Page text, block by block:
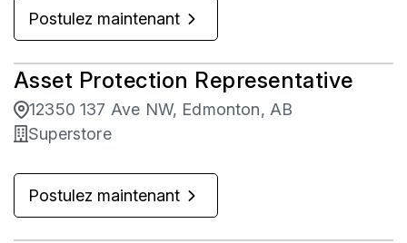
Postulez maintenant
Asset Protection Representative
12350 137 Ave NW, Edmonton, AB
Superstore
Postulez maintenant